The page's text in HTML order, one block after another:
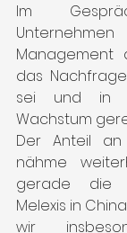
Im
Management
das
sei und in
Wachstum
Der Anteil an
nähme
gerade die
Melexis in
wir